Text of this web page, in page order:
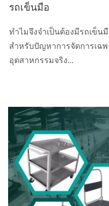
รถเข็นมือ
ทำไมจึงจำเป็นต้องมีรถเข็น
สำหรับปัญหาการจัดการเฉ
อุตสาหกรรมจริง...